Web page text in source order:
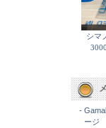
シマ
-
ージ